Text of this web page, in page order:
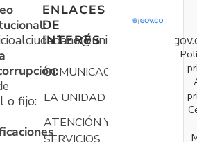
o fijo:
ENLACES
DE
INTERÉS
COMUNICACIONES
LA UNIDAD
ATENCIÓN Y